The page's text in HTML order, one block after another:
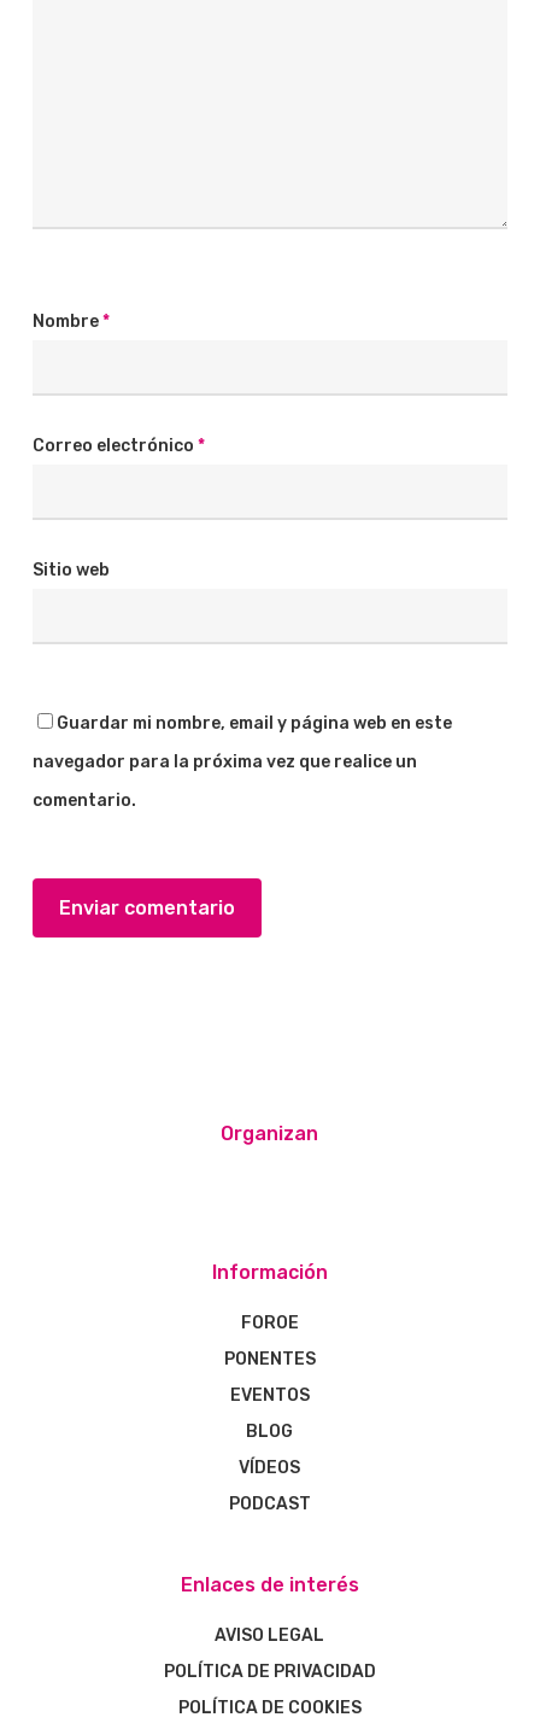
Nombre*
Correo electrónico *
Sitio web
Guardar mi nombre, email y página web en este
navegador para la próxima vez que realice un
comentario.
Organizan
Información
FOROE
PONENTES
EVENTOS
BLOG
VÍDEOS
PODCAST
Enlaces de interés
AVISO LEGAL
POLÍTICA DE PRIVACIDAD
POLÍTICA DE COOKIES